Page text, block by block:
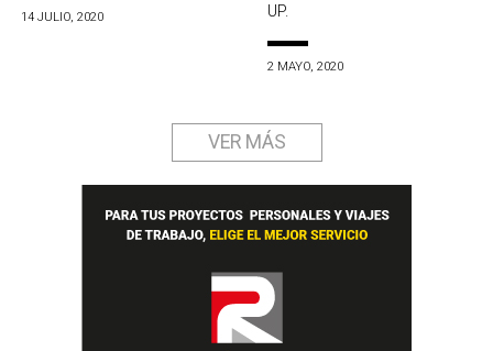
14 JULIO, 2020
UP.
2 MAYO, 2020
VER MÁS